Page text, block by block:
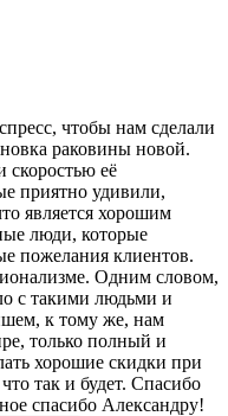
чтобы нам сделали
раковины новой.
скоростью её
приятно удивили,
является хорошим
люди, которые
пожелания клиентов.
Одним словом,
с такими людьми и
к тому же, нам
только полный и
хорошие скидки при
так и будет. Спасибо
спасибо Александру!